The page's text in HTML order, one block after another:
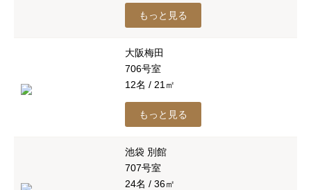
もっと見る
大阪梅田
706号室
12名 / 21㎡
もっと見る
池袋 別館
707号室
24名 / 36㎡